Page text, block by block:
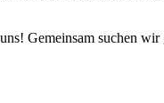
uns! Gemeinsam suchen wir